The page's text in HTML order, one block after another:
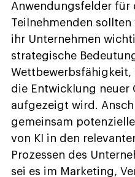
Anwendungsfelder für
Teilnehmenden
ihr Unternehmen
strategische
Wettbewerbsfähigkeit,
die Entwicklung neuer
aufgezeigt wird.
gemeinsam
von KI in den
Prozessen des
sei es im Marketing,